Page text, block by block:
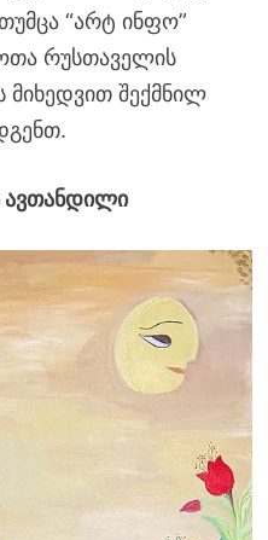
“არტ ინფო”
რუსთაველის
მიხედვით შექმნილ
ავთანდილი